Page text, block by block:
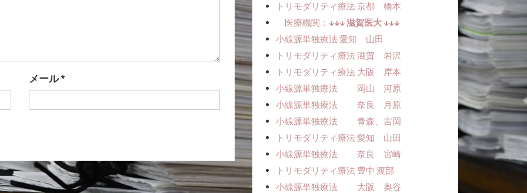
メール*
トリモダリティ療法 京都 橋本
医療機関： ↓↓↓ 滋賀医大 ↓↓↓
小線源単独療法ㅤㅤ 愛知 山田
トリモダリティ療法 滋賀 岩沢
トリモダリティ療法 大阪 岸本
小線源単独療法 岡山 河原
小線源単独療法 奈良 月原
小線源単独療法 青森、吉岡
トリモダリティ療法 愛知 山田
小線源単独療法 奈良 宮崎
トリモダリティ療法 豊中 渡部
小線源単独療法 大阪 奥谷